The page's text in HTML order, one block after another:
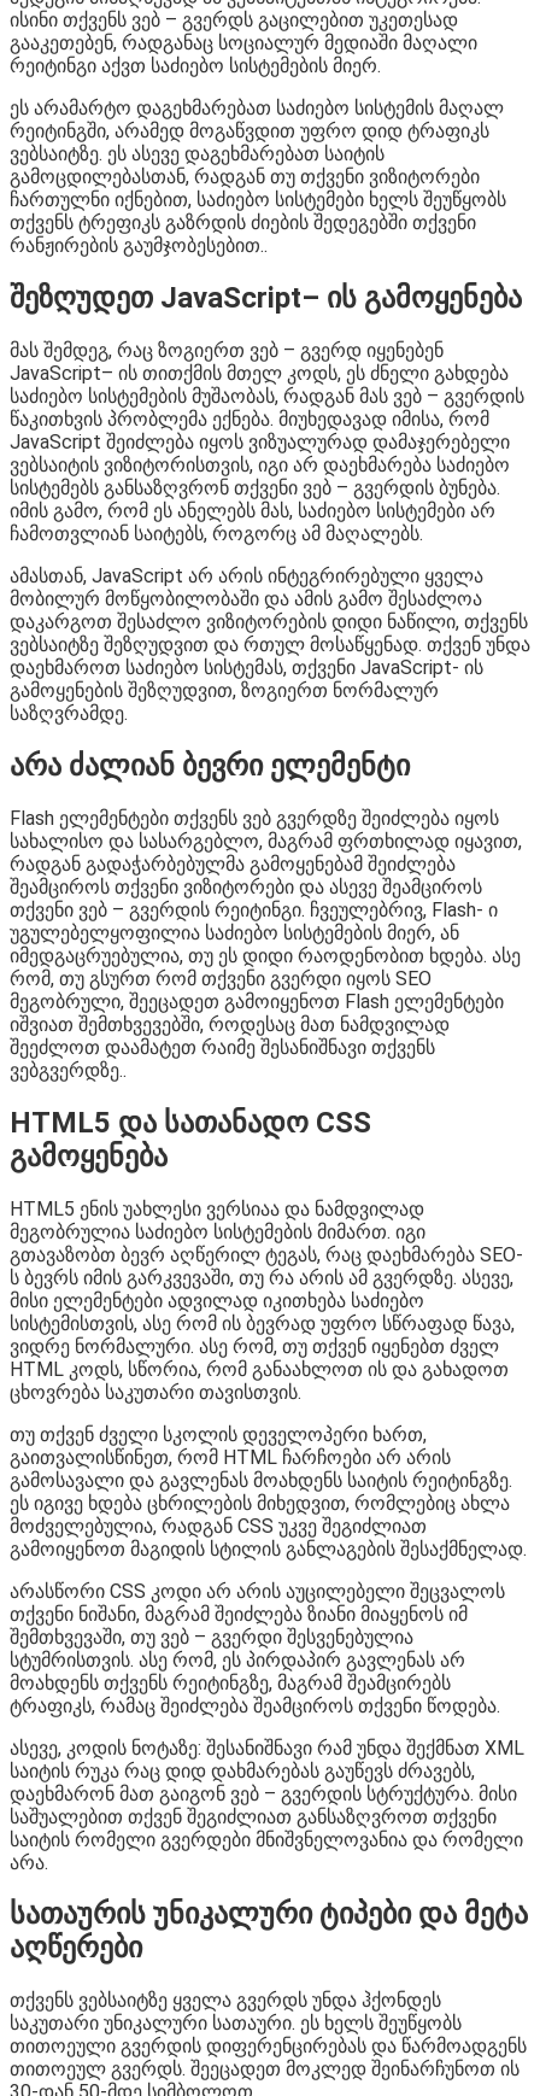
ისინი თქვენს ვებ – გვერდს გაცილებით უკეთესად
გააკეთებენ, რადგანაც სოციალურ მედიაში მაღალი
რეიტინგი აქვთ საძიებო სისტემების მიერ.
ეს არამარტო დაგეხმარებათ საძიებო სისტემის მაღალ
რეიტინგში, არამედ მოგაწვდით უფრო დიდ ტრაფიკს
ვებსაიტზე. ეს ასევე დაგეხმარებათ საიტის
გამოცდილებასთან, რადგან თუ თქვენი ვიზიტორები
ჩართულნი იქნებით, საძიებო სისტემები ხელს შეუწყობს
თქვენს ტრეფიკს გაზრდის ძიების შედეგებში თქვენი
რანჟირების გაუმჯობესებით..
შეზღუდეთ JavaScript– ის გამოყენება
მას შემდეგ, რაც ზოგიერთ ვებ – გვერდ იყენებენ
JavaScript– ის თითქმის მთელ კოდს, ეს ძნელი გახდება
საძიებო სისტემების მუშაობას, რადგან მას ვებ – გვერდის
წაკითხვის პრობლემა ექნება. მიუხედავად იმისა, რომ
JavaScript შეიძლება იყოს ვიზუალურად დამაჯერებელი
ვებსაიტის ვიზიტორისთვის, იგი არ დაეხმარება საძიებო
სისტემებს განსაზღვრონ თქვენი ვებ – გვერდის ბუნება.
იმის გამო, რომ ეს ანელებს მას, საძიებო სისტემები არ
ჩამოთვლიან საიტებს, როგორც ამ მაღალებს.
ამასთან, JavaScript არ არის ინტეგრირებული ყველა
მობილურ მოწყობილობაში და ამის გამო შესაძლოა
დაკარგოთ შესაძლო ვიზიტორების დიდი ნაწილი, თქვენს
ვებსაიტზე შეზღუდვით და რთულ მოსაწყენად. თქვენ უნდა
დაეხმაროთ საძიებო სისტემას, თქვენი JavaScript- ის
გამოყენების შეზღუდვით, ზოგიერთ ნორმალურ
საზღვრამდე.
არა ძალიან ბევრი ელემენტი
Flash ელემენტები თქვენს ვებ გვერდზე შეიძლება იყოს
სახალისო და სასარგებლო, მაგრამ ფრთხილად იყავით,
რადგან გადაჭარბებულმა გამოყენებამ შეიძლება
შეამციროს თქვენი ვიზიტორები და ასევე შეამციროს
თქვენი ვებ – გვერდის რეიტინგი. ჩვეულებრივ, Flash- ი
უგულებელყოფილია საძიებო სისტემების მიერ, ან
იმედგაცრუებულია, თუ ეს დიდი რაოდენობით ხდება. ასე
რომ, თუ გსურთ რომ თქვენი გვერდი იყოს SEO
მეგობრული, შეეცადეთ გამოიყენოთ Flash ელემენტები
იშვიათ შემთხვევებში, როდესაც მათ ნამდვილად
შეეძლოთ დაამატეთ რაიმე შესანიშნავი თქვენს
ვებგვერდზე..
HTML5 და სათანადო CSS
გამოყენება
HTML5 ენის უახლესი ვერსიაა და ნამდვილად
მეგობრულია საძიებო სისტემების მიმართ. იგი
გთავაზობთ ბევრ აღწერილ ტეგას, რაც დაეხმარება SEO-
ს ბევრს იმის გარკვევაში, თუ რა არის ამ გვერდზე. ასევე,
მისი ელემენტები ადვილად იკითხება საძიებო
სისტემისთვის, ასე რომ ის ბევრად უფრო სწრაფად წავა,
ვიდრე ნორმალური. ასე რომ, თუ თქვენ იყენებთ ძველ
HTML კოდს, სწორია, რომ განაახლოთ ის და გახადოთ
ცხოვრება საკუთარი თავისთვის.
თუ თქვენ ძველი სკოლის დეველოპერი ხართ,
გაითვალისწინეთ, რომ HTML ჩარჩოები არ არის
გამოსავალი და გავლენას მოახდენს საიტის რეიტინგზე.
ეს იგივე ხდება ცხრილების მიხედვით, რომლებიც ახლა
მოძველებულია, რადგან CSS უკვე შეგიძლიათ
გამოიყენოთ მაგიდის სტილის განლაგების შესაქმნელად.
არასწორი CSS კოდი არ არის აუცილებელი შეცვალოს
თქვენი ნიშანი, მაგრამ შეიძლება ზიანი მიაყენოს იმ
შემთხვევაში, თუ ვებ – გვერდი შესვენებულია
სტუმრისთვის. ასე რომ, ეს პირდაპირ გავლენას არ
მოახდენს თქვენს რეიტინგზე, მაგრამ შეამცირებს
ტრაფიკს, რამაც შეიძლება შეამციროს თქვენი წოდება.
ასევე, კოდის ნოტაზე: შესანიშნავი რამ უნდა შექმნათ XML
საიტის რუკა რაც დიდ დახმარებას გაუწევს ძრავებს,
დაეხმარონ მათ გაიგონ ვებ – გვერდის სტრუქტურა. მისი
საშუალებით თქვენ შეგიძლიათ განსაზღვროთ თქვენი
საიტის რომელი გვერდები მნიშვნელოვანია და რომელი
არა.
სათაურის უნიკალური ტიპები და მეტა
აღწერები
თქვენს ვებსაიტზე ყველა გვერდს უნდა ჰქონდეს
საკუთარი უნიკალური სათაური. ეს ხელს შეუწყობს
თითოეული გვერდის დიფერენცირებას და წარმოადგენს
თითოეულ გვერდს. შეეცადეთ მოკლედ შეინარჩუნოთ ის